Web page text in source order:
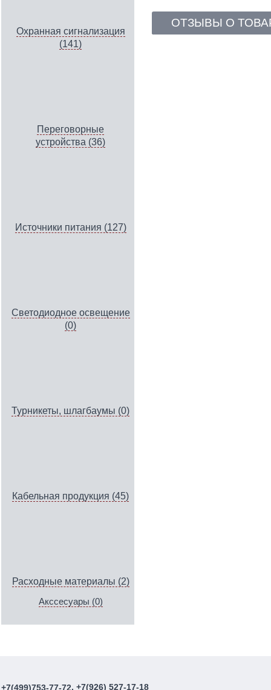
Охранная сигнализация
(141)
Переговорные
устройства (36)
Источники питания (127)
Светодиодное освещение
(0)
Турникеты, шлагбаумы (0)
Кабельная продукция (45)
Расходные материалы (2)
Акссесуары (0)
ОТЗЫВЫ О
+7(499)753-77-72, +7(926) 527-17-18